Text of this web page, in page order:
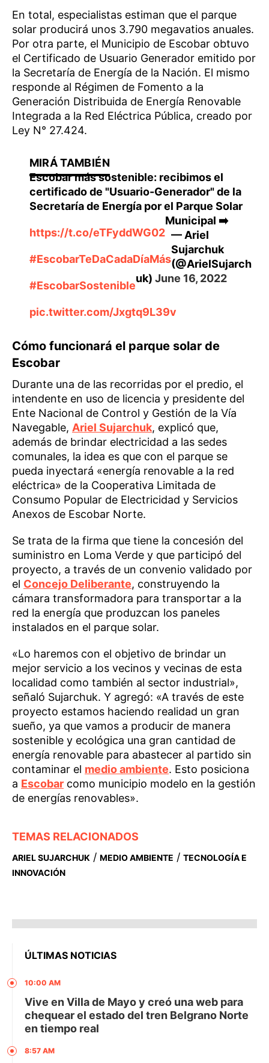
En total, especialistas estiman que el parque
solar producirá unos 3.790 megavatios anuales.
Por otra parte, el Municipio de Escobar obtuvo
el Certificado de Usuario Generador emitido por
la Secretaría de Energía de la Nación. El mismo
responde al Régimen de Fomento a la
Generación Distribuida de Energía Renovable
Integrada a la Red Eléctrica Pública, creado por
Ley N° 27.424.
Escobar más sostenible: recibimos el
certificado de "Usuario-Generador" de la
Secretaría de Energía por el Parque Solar
Municipal ➡️
https://t.co/eTFyddWG02
#EscobarTeDaCadaDíaMás
#EscobarSostenible
pic.twitter.com/Jxgtq9L39v
— Ariel
Sujarchuk
(@ArielSujarch
uk) June 16, 2022
Cómo funcionará el parque solar de
Escobar
Durante una de las recorridas por el predio, el
intendente en uso de licencia y presidente del
Ente Nacional de Control y Gestión de la Vía
Navegable, Ariel Sujarchuk, explicó que,
además de brindar electricidad a las sedes
comunales, la idea es que con el parque se
pueda inyectará «energía renovable a la red
eléctrica» de la Cooperativa Limitada de
Consumo Popular de Electricidad y Servicios
Anexos de Escobar Norte.
Se trata de la firma que tiene la concesión del
suministro en Loma Verde y que participó del
proyecto, a través de un convenio validado por
el Concejo Deliberante, construyendo la
cámara transformadora para transportar a la
red la energía que produzcan los paneles
instalados en el parque solar.
«Lo haremos con el objetivo de brindar un
mejor servicio a los vecinos y vecinas de esta
localidad como también al sector industrial»,
señaló Sujarchuk. Y agregó: «A través de este
proyecto estamos haciendo realidad un gran
sueño, ya que vamos a producir de manera
sostenible y ecológica una gran cantidad de
energía renovable para abastecer al partido sin
contaminar el medio ambiente. Esto posiciona
a Escobar como municipio modelo en la gestión
de energías renovables».
TEMAS RELACIONADOS
ARIEL SUJARCHUK / MEDIO AMBIENTE / TECNOLOGÍA E
INNOVACIÓN
ÚLTIMAS NOTICIAS
10:00 AM
Vive en Villa de Mayo y creó una web para
chequear el estado del tren Belgrano Norte
en tiempo real
8:57 AM